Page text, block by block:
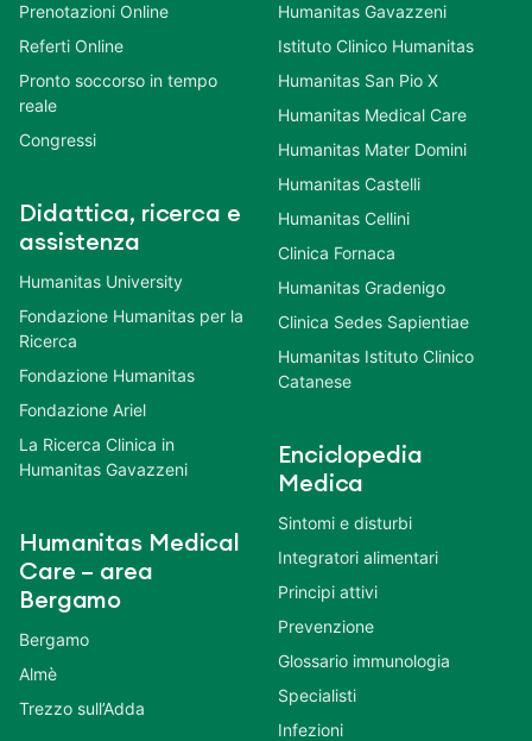
Prenotazioni Online
Referti Online
Pronto soccorso in tempo
reale
Congressi
Didattica, ricerca e
assistenza
Humanitas University
Fondazione Humanitas per la
Ricerca
Fondazione Humanitas
Fondazione Ariel
La Ricerca Clinica in
Humanitas Gavazzeni
Humanitas Medical
Care – area
Bergamo
Bergamo
Almè
Trezzo sull’Adda
Humanitas Gavazzeni
Istituto Clinico Humanitas
Humanitas San Pio X
Humanitas Medical Care
Humanitas Mater Domini
Humanitas Castelli
Humanitas Cellini
Clinica Fornaca
Humanitas Gradenigo
Clinica Sedes Sapientiae
Humanitas Istituto Clinico
Catanese
Enciclopedia
Medica
Sintomi e disturbi
Integratori alimentari
Principi attivi
Prevenzione
Glossario immunologia
Specialisti
Infezioni